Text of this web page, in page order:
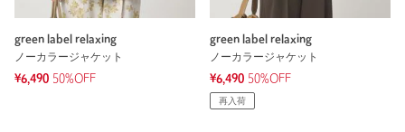
green label relaxing
ノーカラージャケット
¥6,490 50%OFF
green label relaxing
ノーカラージャケット
¥6,490 50%OFF
再入荷